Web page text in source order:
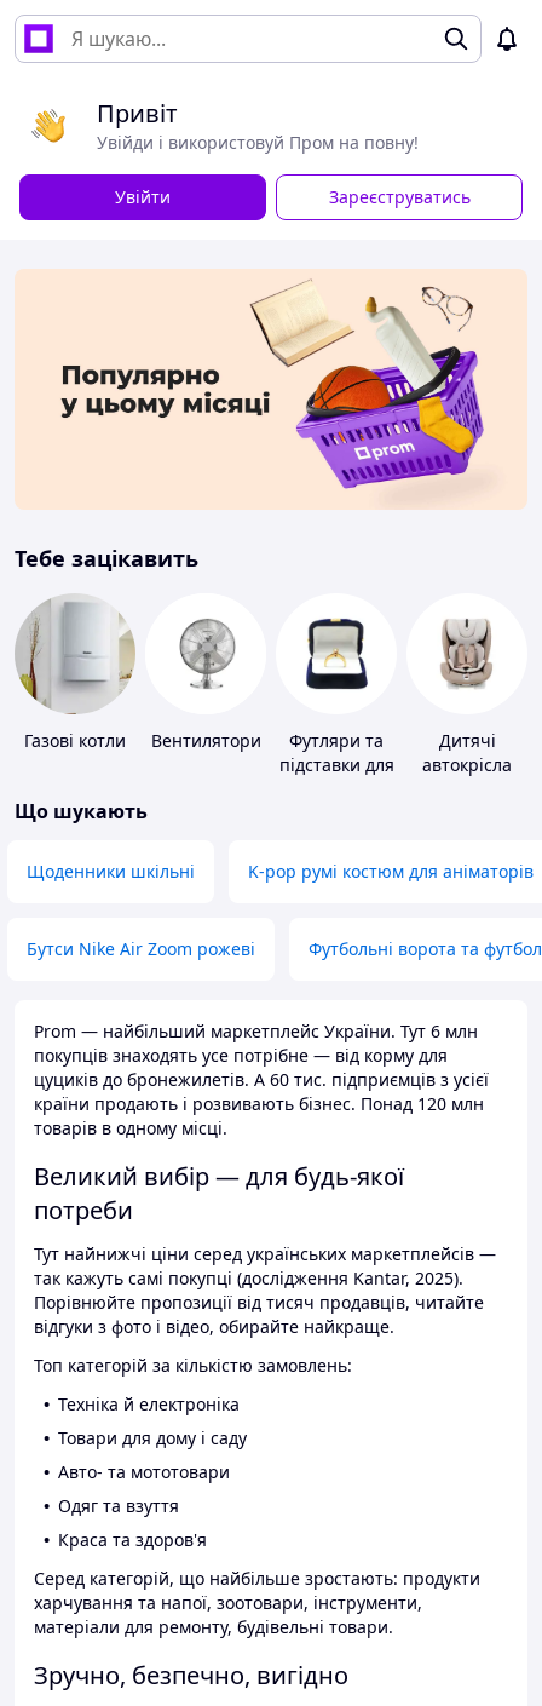
Привіт
Увійди і використовуй Пром на повну!
Увійти Зареєструватись
Тебе зацікавить
Газові котли Вентилятори
Футляри та
підставки для
Дитячі
автокрісла
Що шукають
Щоденники шкільні K-pop румі костюм для аніматорів
Бутси Nike Air Zoom рожеві Футбольні ворота та
Prom — найбільший маркетплейс України. Тут 6 млн
покупців знаходять усе потрібне — від корму для
цуциків до бронежилетів. А 60 тис. підприємців з усієї
країни продають і розвивають бізнес. Понад 120 млн
товарів в одному місці.
Великий вибір — для будь-якої
потреби
Тут найнижчі ціни серед українських маркетплейсів —
так кажуть самі покупці (дослідження Kantar, 2025).
Порівнюйте пропозиції від тисяч продавців, читайте
відгуки з фото і відео, обирайте найкраще.
Топ категорій за кількістю замовлень:
Техніка й електроніка
Товари для дому і саду
Авто- та мототовари
Одяг та взуття
Краса та здоров'я
Серед категорій, що найбільше зростають: продукти
харчування та напої, зоотовари, інструменти,
матеріали для ремонту, будівельні товари.
Зручно, безпечно, вигідно